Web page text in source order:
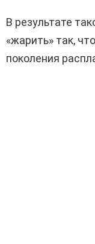
В результате
«жарить» так,
поколения